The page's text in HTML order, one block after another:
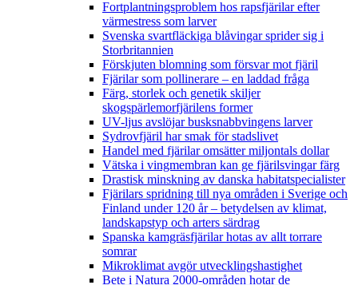
Fortplantningsproblem hos rapsfjärilar efter
värmestress som larver
Svenska svartfläckiga blåvingar sprider sig i
Storbritannien
Förskjuten blomning som försvar mot fjäril
Fjärilar som pollinerare – en laddad fråga
Färg, storlek och genetik skiljer
skogspärlemorfjärilens former
UV-ljus avslöjar busksnabbvingens larver
Sydrovfjäril har smak för stadslivet
Handel med fjärilar omsätter miljontals dollar
Vätska i vingmembran kan ge fjärilsvingar färg
Drastisk minskning av danska habitatspecialister
Fjärilars spridning till nya områden i Sverige och
Finland under 120 år– betydelsen av klimat,
landskapstyp och arters särdrag
Spanska kamgräsfjärilar hotas av allt torrare
somrar
Mikroklimat avgör utvecklingshastighet
Bete i Natura 2000-områden hotar de